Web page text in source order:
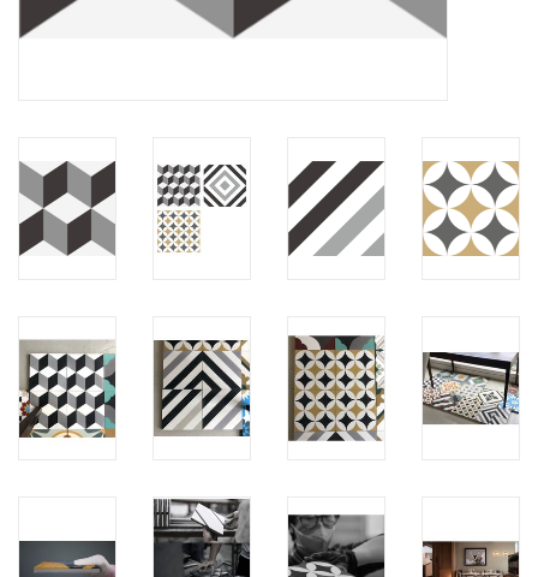
Gift cards
STORIES 故事